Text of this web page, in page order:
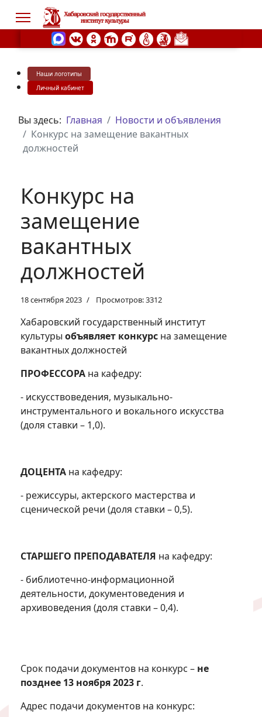
Наши логотипы
Личный кабинет
Вы здесь: Главная
Новости и объявления
Конкурс на замещение вакантных
должностей
Конкурс на
замещение
вакантных
должностей
18 сентября 2023 Просмотров: 3312
Хабаровский государственный институт
культуры объявляет конкурс на замещение
вакантных должностей
ПРОФЕССОРА на кафедру:
- искусствоведения, музыкально-
инструментального и вокального искусства
(доля ставки – 1,0).
ДОЦЕНТА на кафедру:
- режиссуры, актерского мастерства и
сценической речи (доля ставки – 0,5).
СТАРШЕГО ПРЕПОДАВАТЕЛЯ на кафедру:
- библиотечно-информационной
деятельности, документоведения и
архивоведения (доля ставки – 0,4).
Срок подачи документов на конкурс – не
позднее 13 ноября 2023 г.
Адрес подачи документов на конкурс: